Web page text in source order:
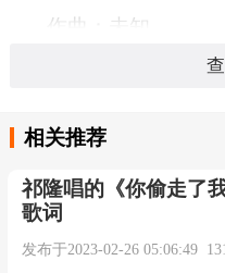
作曲：未知
发行时间：2021-02-
语言：
相关推荐
祁隆唱的《你偷走了我
歌词
发布于2023-02-26 05:06:49